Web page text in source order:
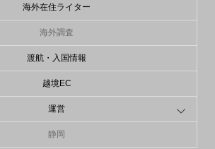
海外在住ライター
海外調査
渡航・入国情報
越境EC
運営
静岡